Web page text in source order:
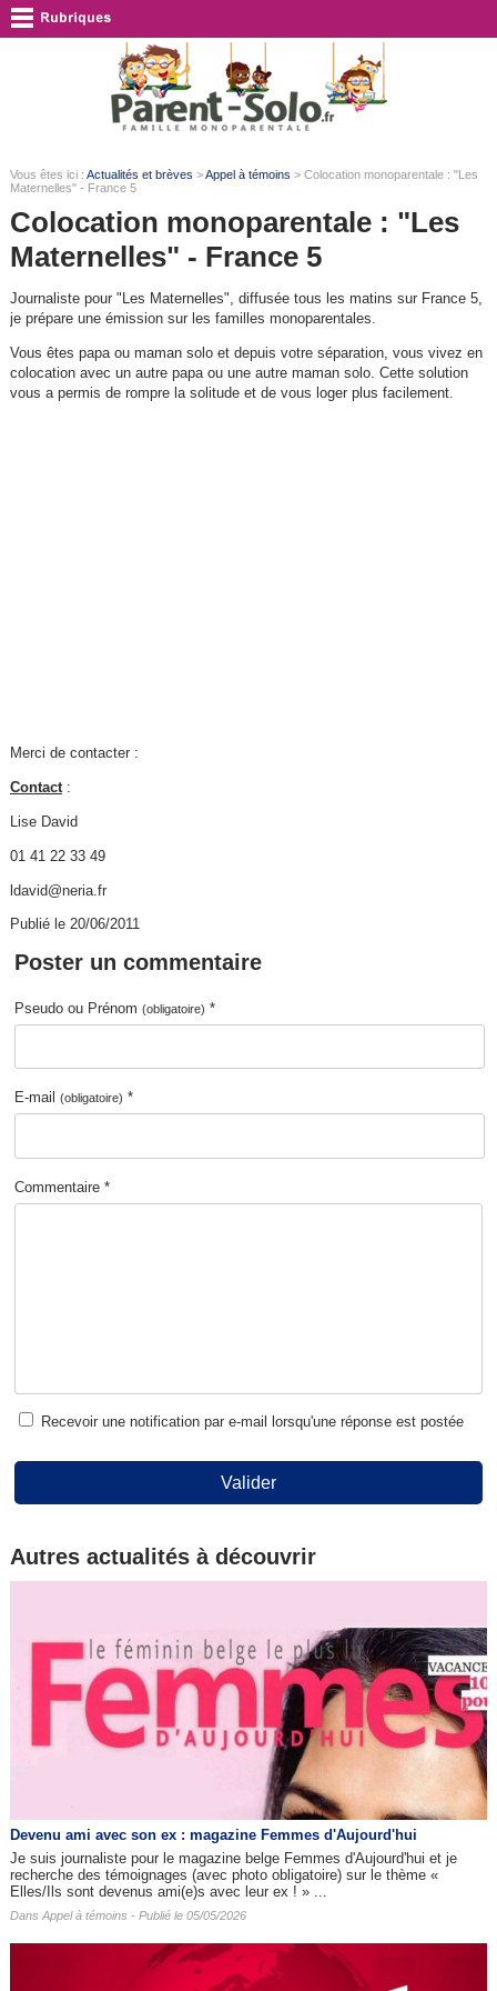
Vous êtes ici : Actualités et brèves >Appel à témoins > Colocation monoparentale : "Les
Maternelles" - France 5
Colocation monoparentale : "Les
Maternelles" - France 5
Journaliste pour "Les Maternelles", diffusée tous les matins sur France 5,
je prépare une émission sur les familles monoparentales.
Vous êtes papa ou maman solo et depuis votre séparation, vous vivez en
colocation avec un autre papa ou une autre maman solo. Cette solution
vous a permis de rompre la solitude et de vous loger plus facilement.
Merci de contacter :
Contact:
Lise David
01 41 22 33 49
ldavid@neria.fr
Publié le 20/06/2011
Poster un commentaire
Pseudo ou Prénom(obligatoire) *
E-mail(obligatoire) *
Commentaire *
Recevoir une notification par e-mail lorsqu'une réponse est postée
Valider
Autres actualités à découvrir
Devenu ami avec son ex : magazine Femmes d'Aujourd'hui
Je suis journaliste pour le magazine belge Femmes d'Aujourd'hui et je
recherche des témoignages (avec photo obligatoire) sur le thème «
Elles/Ils sont devenus ami(e)s avec leur ex ! » ...
Dans Appel à témoins - Publié le 05/05/2026